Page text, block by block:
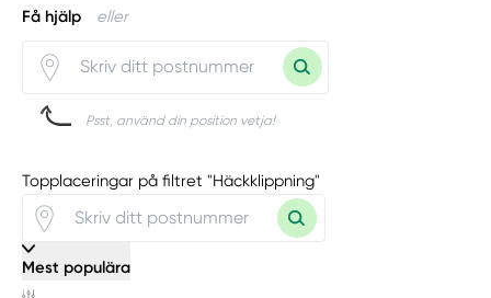
Få hjälp eller
Psst, använd din position vetja!
Topplaceringar på filtret "Häckklippning"
Mest populära